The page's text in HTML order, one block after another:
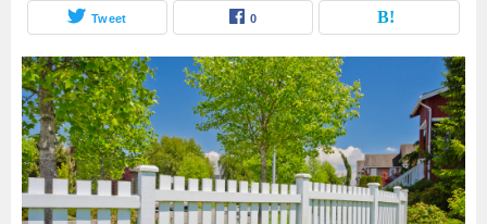
Tweet 0